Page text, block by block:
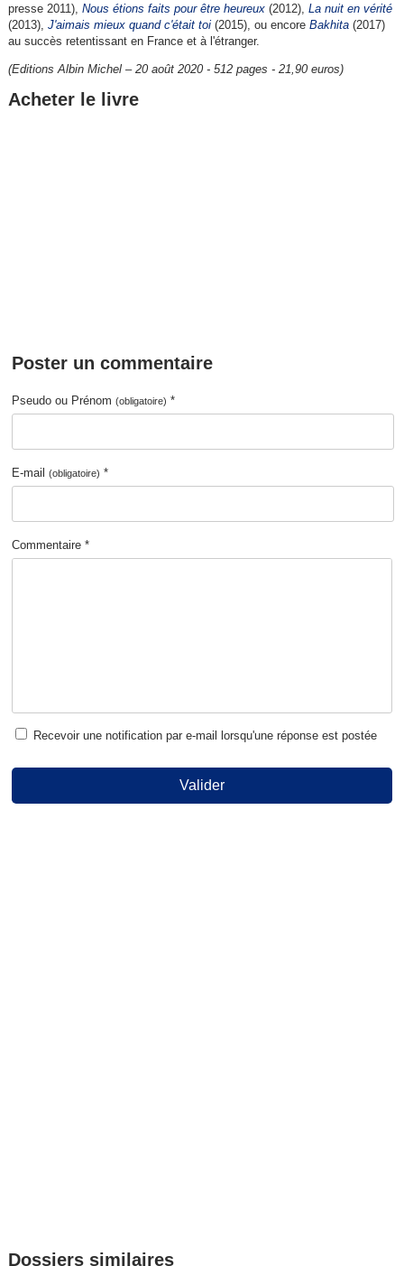
presse 2011), Nous étions faits pour être heureux(2012), La nuit en vérité
(2013), J'aimais mieux quand c'était toi(2015), ou encore Bakhita(2017)
au succès retentissant en France et à l'étranger.
(Editions Albin Michel – 20 août 2020 - 512 pages - 21,90 euros)
Acheter le livre
Poster un commentaire
Pseudo ou Prénom(obligatoire) *
E-mail(obligatoire) *
Commentaire *
Recevoir une notification par e-mail lorsqu'une réponse est postée
Valider
Dossiers similaires